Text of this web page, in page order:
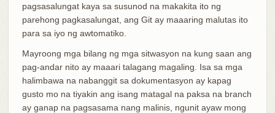
pagsasalungat kaya sa susunod na makakita ito ng
parehong pagkasalungat, ang Git ay maaaring malutas ito
para sa iyo ng awtomatiko.
Mayroong mga bilang ng mga sitwasyon na kung saan ang
pag-andar nito ay maaari talagang magaling. Isa sa mga
halimbawa na nabanggit sa dokumentasyon ay kapag
gusto mo na tiyakin ang isang matagal na paksa na branch
ay ganap na pagsasama nang malinis, ngunit ayaw mong